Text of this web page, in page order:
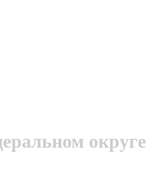
округе